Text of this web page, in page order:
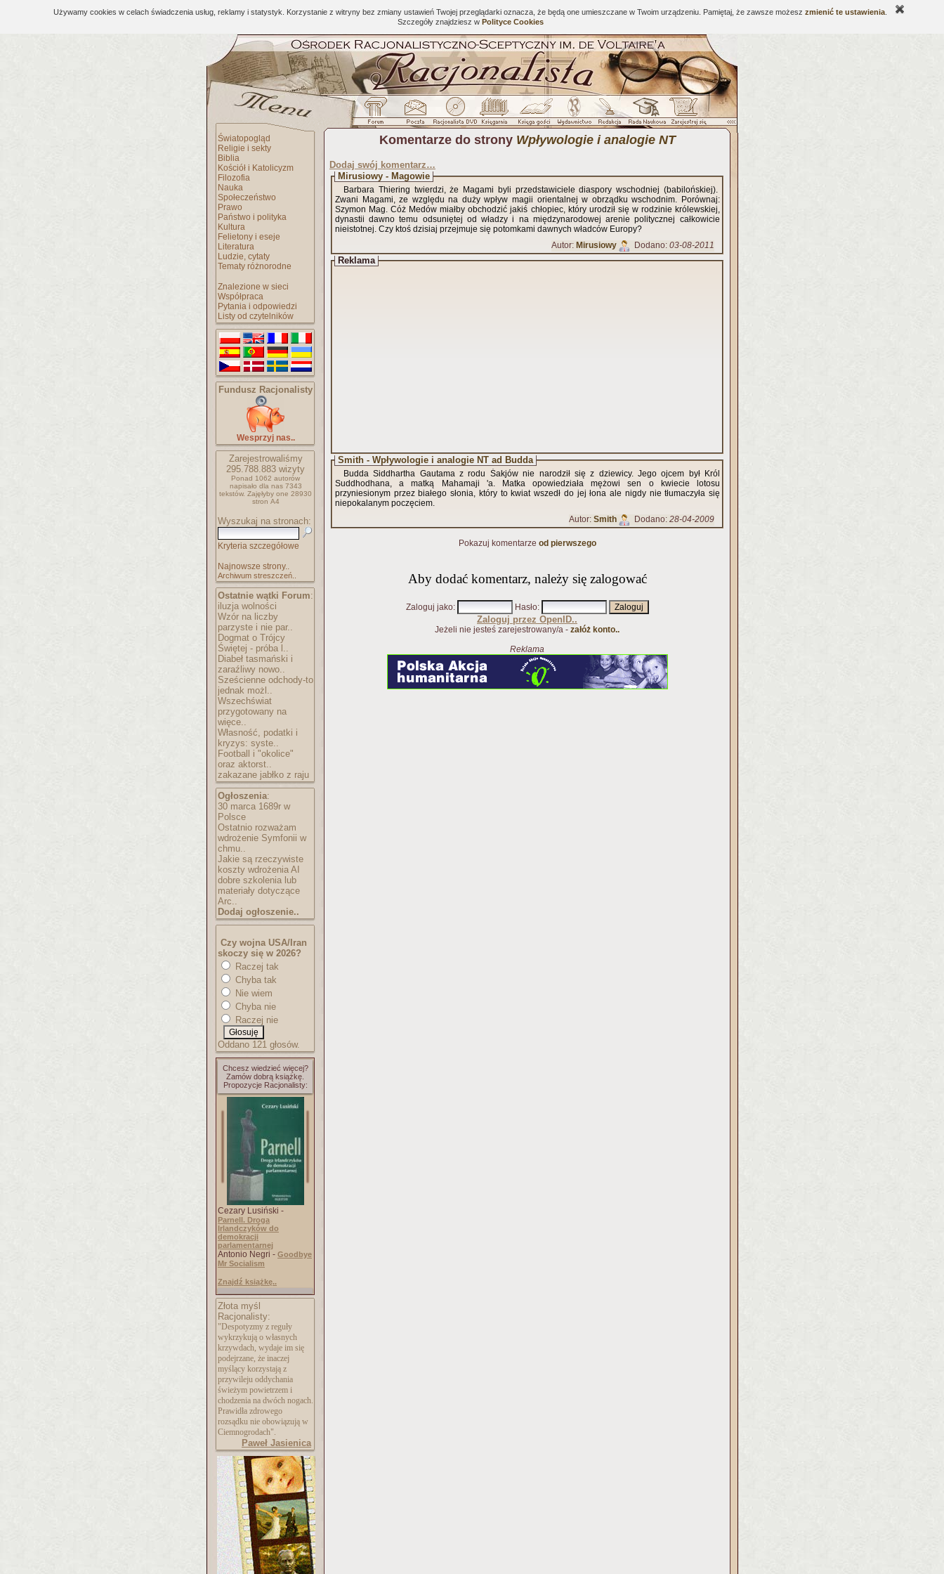
Używamy cookies w celach świadczenia usług, reklamy i statystyk. Korzystanie z witryny bez zmiany ustawień Twojej przeglądarki oznacza, że będą one umieszczane w Twoim urządzeniu. Pamiętaj, że zawsze możesz zmienić te ustawienia
Szczegóły znajdziesz w Polityce Cookies
Światopogląd
Religie i sekty
Biblia
Kościół i Katolicyzm
Filozofia
Nauka
Społeczeństwo
Prawo
Państwo i polityka
Kultura
Felietony i eseje
Literatura
Ludzie, cytaty
Tematy różnorodne
Znalezione w sieci
Współpraca
Pytania i odpowiedzi
Listy od czytelników
Fundusz Racjonalisty
Wesprzyj nas..
Zarejestrowaliśmy
295.788.883 wizyty
Ponad 1062 autorów
napisało dla nas 7343
tekstów. Zajęłyby one 28930
stron A4
Wyszukaj na stronach:
Kryteria szczegółowe
Najnowsze strony..
Archiwum streszczeń..
Ostatnie wątki Forum:
iluzja wolności
Wzór na liczby
parzyste i nie par..
Dogmat o Trójcy
Świętej - próba l..
Diabeł tasmański i
zaraźliwy nowo..
Sześcienne odchody-to
jednak możl..
Wszechświat
przygotowany na
więce..
Własność, podatki i
kryzys: syste..
Football i "okolice"
oraz aktorst..
zakazane jabłko z raju
Ogłoszenia:
30 marca 1689r w
Polsce
Ostatnio rozważam
wdrożenie Symfonii w
chmu..
Jakie są rzeczywiste
koszty wdrożenia AI
dobre szkolenia lub
materiały dotyczące
Arc..
Dodaj ogłoszenie..
Czy wojna USA/Iran
skoczy się w 2026?
Raczej tak
Chyba tak
Nie wiem
Chyba nie
Raczej nie
Oddano 121 głosów.
Chcesz wiedzieć więcej?
Zamów dobrą książkę.
Propozycje Racjonalisty:
Cezary Lusiński -
Parnell. Droga
Irlandczyków do
demokracji
parlamentarnej
Antonio Negri - Goodbye
Mr Socialism
Znajdź książkę..
Złota myśl
Racjonalisty:
"Despotyzmy z reguły
wykrzykują o własnych
krzywdach, wydaje im się
podejrzane, że inaczej
myślący korzystają z
przywileju oddychania
świeżym powietrzem i
chodzenia na dwóch nogach.
Prawidła zdrowego
rozsądku nie obowiązują w
Ciemnogrodach".
Paweł Jasienica
Komentarze do strony Wpływologie i analogie NT
Dodaj swój komentarz…
Mirusiowy - Magowie
Barbara Thiering twierdzi, że Magami byli przedstawiciele diaspory wschodniej (babilońskiej).
Zwani Magami, ze względu na duży wpływ magii orientalnej w obrządku wschodnim. Porównaj:
Szymon Mag. Cóż Medów miałby obchodzić jakiś chłopiec, który urodził się w rodzinie królewskiej,
dynastii dawno temu odsuniętej od władzy i na międzynarodowej arenie politycznej całkowicie
nieistotnej. Czy ktoś dzisiaj przejmuje się potomkami dawnych władców Europy?
Autor: Mirusiowy Dodano: 03-08-2011
Reklama
Smith - Wpływologie i analogie NT ad Budda
Budda Siddhartha Gautama z rodu Śakjów nie narodził się z dziewicy. Jego ojcem był Król
Suddhodhana, a matką Mahamaji 'a. Matka opowiedziała mężowi sen o kwiecie lotosu
przyniesionym przez białego słonia, który to kwiat wszedł do jej łona ale nigdy nie tłumaczyła się
niepokalanym poczęciem.
Autor: Smith Dodano: 28-04-2009
Pokazuj komentarze od pierwszego
Aby dodać komentarz, należy się zalogować
Zaloguj jako: Hasło:
Zaloguj przez OpenID..
Jeżeli nie jesteś zarejestrowany/a - załóż konto..
Reklama